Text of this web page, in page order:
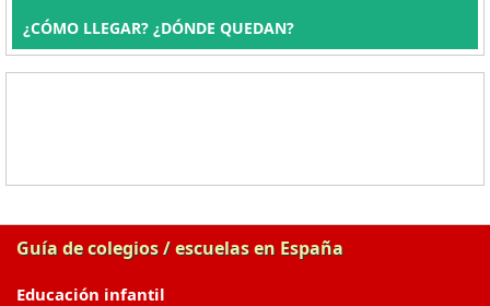
¿CÓMO LLEGAR? ¿DÓNDE QUEDAN?
Guía de colegios / escuelas en España
Educación infantil